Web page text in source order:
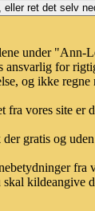
under "Ann-
ansvarlig for
og ikke regne
vores site er
gratis og
fra
kildeangive